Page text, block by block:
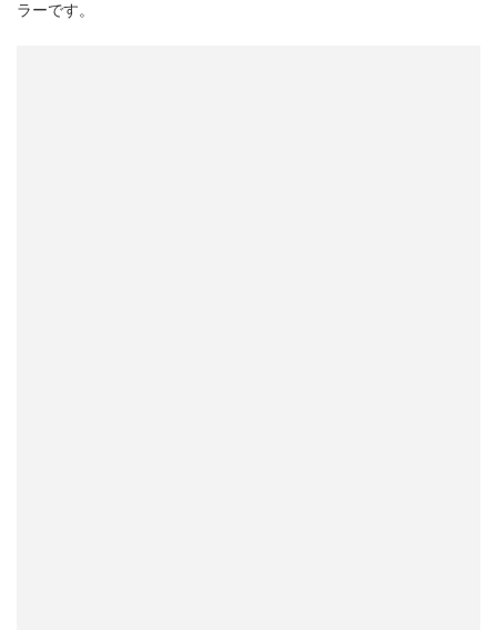
ラーです。